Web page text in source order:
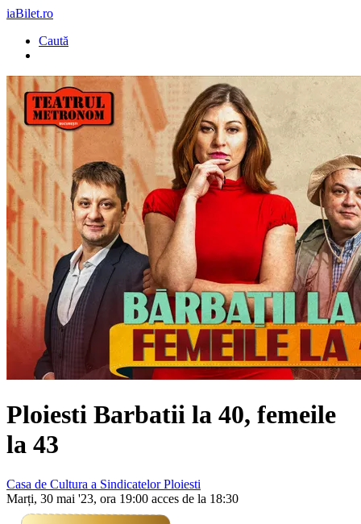
iaBilet.ro
Caută
Ploiesti Barbatii la 40, femeile
la 43
Casa de Cultura a Sindicatelor Ploiesti
Marți, 30 mai '23, ora 19:00 acces de la 18:30